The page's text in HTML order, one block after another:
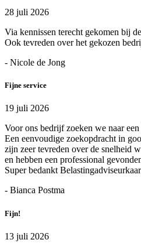
28 juli 2026
Via kennissen terecht gekomen bij
Ook tevreden over het gekozen
- Nicole de Jong
Fijne service
19 juli 2026
Voor ons bedrijf zoeken we naar
Een eenvoudige zoekopdracht in
zijn zeer tevreden over de snelheid
en hebben een professional
Super bedankt
- Bianca Postma
Fijn!
13 juli 2026